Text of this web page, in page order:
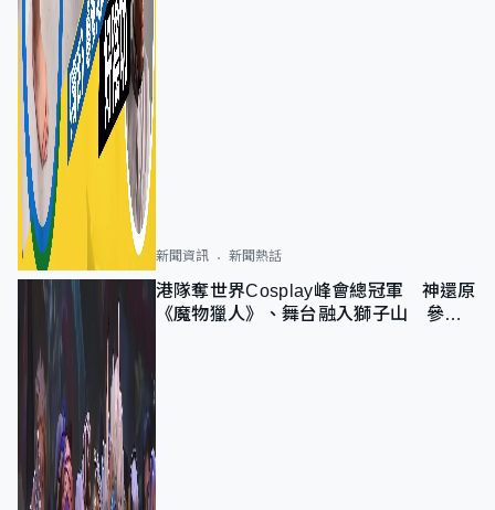
新聞資訊 新聞熱話
港隊奪世界Cosplay峰會總冠軍 神還原
《魔物獵人》、舞台融入獅子山 參賽